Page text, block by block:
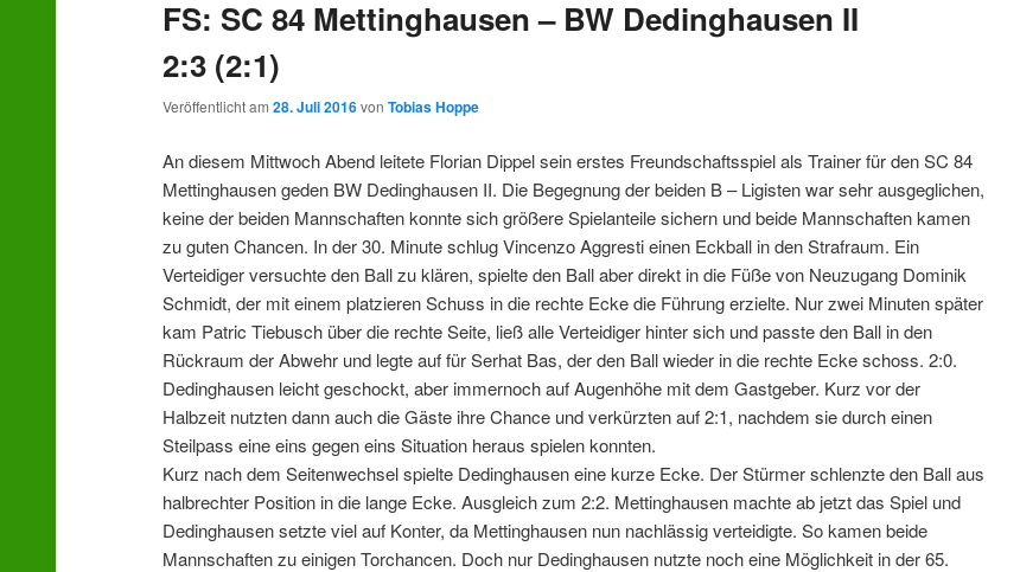
wechseln
FS: SC 84 Mettinghausen – BW Dedinghausen II
2:3 (2:1)
Veröffentlicht am28. Juli 2016vonTobias Hoppe
An diesem Mittwoch Abend leitete Florian Dippel sein erstes Freundschaftsspiel als Trainer für den SC 84
Mettinghausen geden BW Dedinghausen II. Die Begegnung der beiden B – Ligisten war sehr ausgeglichen,
keine der beiden Mannschaften konnte sich größere Spielanteile sichern und beide Mannschaften kamen
zu guten Chancen. In der 30. Minute schlug Vincenzo Aggresti einen Eckball in den Strafraum. Ein
Verteidiger versuchte den Ball zu klären, spielte den Ball aber direkt in die Füße von Neuzugang Dominik
Schmidt, der mit einem platzieren Schuss in die rechte Ecke die Führung erzielte. Nur zwei Minuten später
kam Patric Tiebusch über die rechte Seite, ließ alle Verteidiger hinter sich und passte den Ball in den
Rückraum der Abwehr und legte auf für Serhat Bas, der den Ball wieder in die rechte Ecke schoss. 2:0.
Dedinghausen leicht geschockt, aber immernoch auf Augenhöhe mit dem Gastgeber. Kurz vor der
Halbzeit nutzten dann auch die Gäste ihre Chance und verkürzten auf 2:1, nachdem sie durch einen
Steilpass eine eins gegen eins Situation heraus spielen konnten.
Kurz nach dem Seitenwechsel spielte Dedinghausen eine kurze Ecke. Der Stürmer schlenzte den Ball aus
halbrechter Position in die lange Ecke. Ausgleich zum 2:2. Mettinghausen machte ab jetzt das Spiel und
Dedinghausen setzte viel auf Konter, da Mettinghausen nun nachlässig verteidigte. So kamen beide
Mannschaften zu einigen Torchancen. Doch nur Dedinghausen nutzte noch eine Möglichkeit in der 65.